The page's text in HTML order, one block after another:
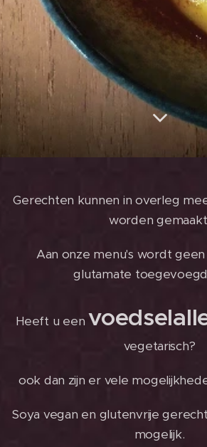
Gerechten kunnen in overleg
worden
Aan onze menu's wordt
glutamate toegevoegd
Heeft u een
vegetarisch?
ook dan zijn er vele
Soya vegan en glutenvrije
mogelijk.